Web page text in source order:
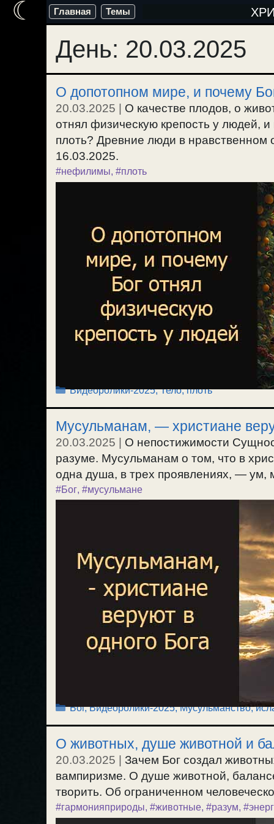
Перейти
содержимому
Главная Темы
День: 20.03.2025
О допотопном мире, и почему
20.03.2025
О качестве плодов, о
отнял физическую крепость у
плоть? Древние люди в
16.03.2025.
#нефилимы, #плоть
Рубрики
Видеоролики-2025,Тело, плоть
Мусульманам, — христиане
20.03.2025 | О непостижимости
разуме. Мусульманам о том, что в
одна душа, в трех проявлениях, — ум,
#Бог, #мусульмане
Рубрики
Бог,Видеоролики-2025,Мусульманство,
О животных, душе животной и
20.03.2025
Зачем Бог создал
вампиризме. О душе животной,
творить. Об ограниченном
#гармонияприроды, #животные, #разум,
☾